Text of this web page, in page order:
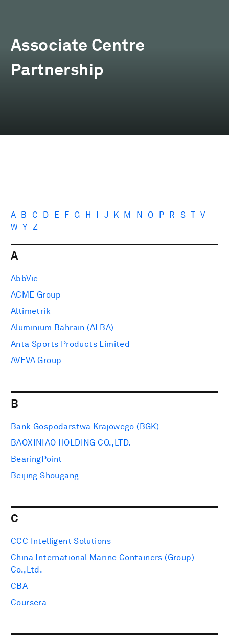
Associate Centre
Partnership
A B C D E F G H I J K M N O P R S T V
W Y Z
A
AbbVie
ACME Group
Altimetrik
Aluminium Bahrain (ALBA)
Anta Sports Products Limited
AVEVA Group
B
Bank Gospodarstwa Krajowego (BGK)
BAOXINIAO HOLDING CO.,LTD.
BearingPoint
Beijing Shougang
C
CCC Intelligent Solutions
China International Marine Containers (Group)
Co.,Ltd.
CBA
Coursera